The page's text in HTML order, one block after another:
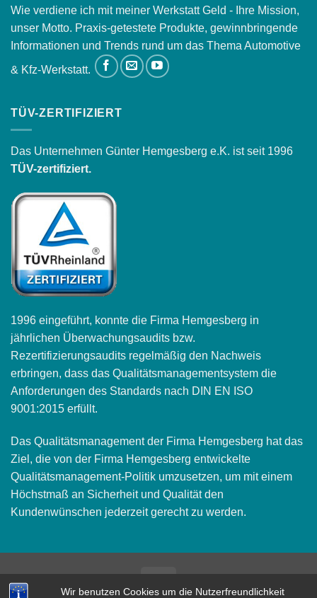
Wir benutzen Cookies um die Nutzerfreundlichkeit
Wie verdiene ich mit meiner Werkstatt Geld - Ihre Mission,
unser Motto. Praxis-getestete Produkte, gewinnbringende
Informationen und Trends rund um das Thema Automotive
& Kfz-Werkstatt.
TÜV-ZERTIFIZIERT
Das Unternehmen Günter Hemgesberg e.K. ist seit 1996
TÜV-zertifiziert.
1996 eingeführt, konnte die Firma Hemgesberg in
jährlichen Überwachungsaudits bzw.
Rezertifizierungsaudits regelmäßig den Nachweis
erbringen, dass das Qualitätsmanagementsystem die
Anforderungen des Standards nach DIN EN ISO
9001:2015 erfüllt.
Das Qualitätsmanagement der Firma Hemgesberg hat das
Ziel, die von der Firma Hemgesberg entwickelte
Qualitätsmanagement-Politik umzusetzen, um mit einem
Höchstmaß an Sicherheit und Qualität den
Kundenwünschen jederzeit gerecht zu werden.
Bank
Transfer